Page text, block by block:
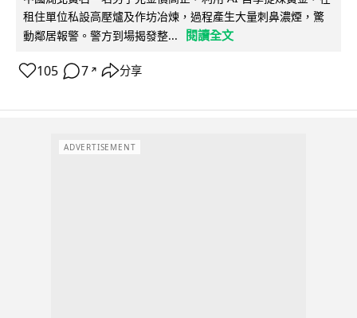
租住單位私設高壓爐及作坊冶煉，過程產生大量刺鼻濃煙，驚
動鄰居報警。警方到場揭發整...
閱讀全文
105 7 ↗ 分享
ADVERTISEMENT